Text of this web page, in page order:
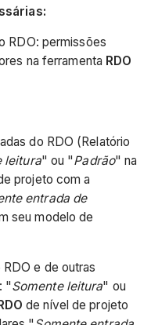
RDO: permissões
na ferramenta RDO
do RDO (Relatório
leitura" ou "Padrão" na
projeto com a
entrada de
seu modelo de
e de outras
"Somente leitura" ou
de nível de projeto